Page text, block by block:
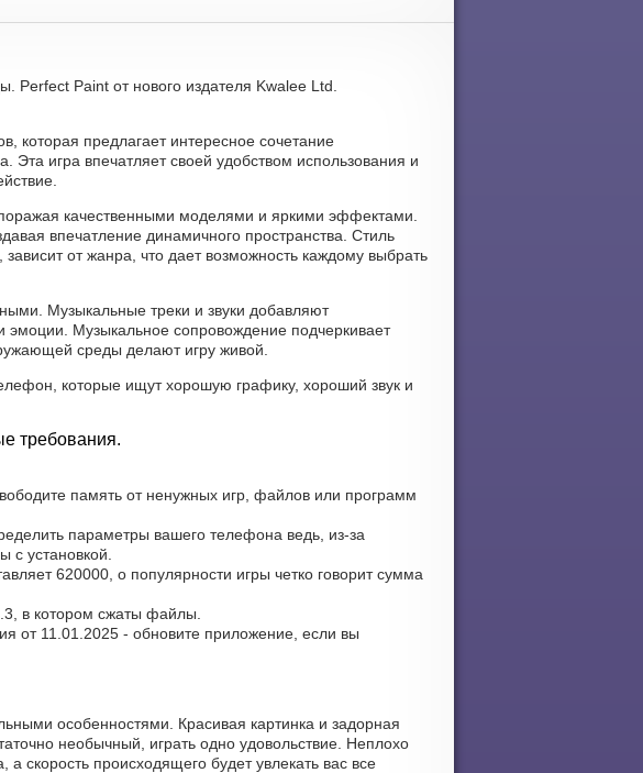
Perfect Paint от нового издателя Kwalee Ltd.
которая предлагает интересное сочетание
Эта игра впечатляет своей удобством использования и
качественными моделями и яркими эффектами.
впечатление динамичного пространства. Стиль
от жанра, что дает возможность каждому выбрать
Музыкальные треки и звуки добавляют
Музыкальное сопровождение подчеркивает
среды делают игру живой.
которые ищут хорошую графику, хороший звук и
требования.
память от ненужных игр, файлов или программ
параметры вашего телефона ведь, из-за
с установкой.
620000, о популярности игры четко говорит сумма
в котором сжаты файлы.
от 11.01.2025 - обновите приложение, если вы
особенностями. Красивая картинка и задорная
необычный, играть одно удовольствие. Неплохо
скорость происходящего будет увлекать вас все